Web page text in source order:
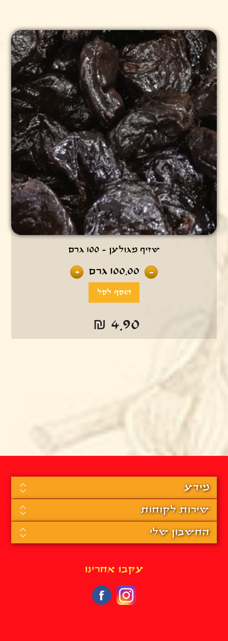
שזיף מגולען - 100 גרם
-
100.00 גרם +
₪ 4.90
מידע
שירות לקוחות
החשבון שלי
עקבו אחרינו